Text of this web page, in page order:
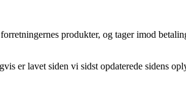
produkter, og tager imod
er lavet siden vi sidst opdaterede sidens